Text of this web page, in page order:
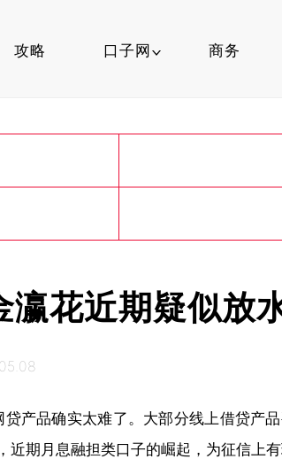
攻略 口子网 商务
瀛花近期疑似放
产品确实太难了。大部分线上借贷产
近期月息融担类口子的崛起，为征信上